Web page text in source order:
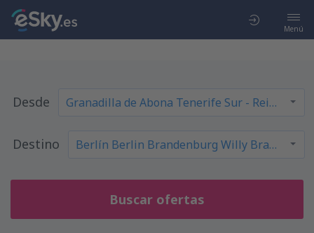
Menú
Desde
Destino
Buscar ofertas